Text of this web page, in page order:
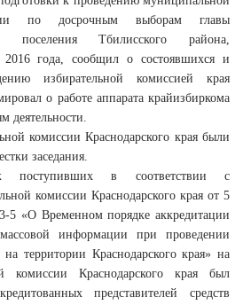
по досрочным выборам главы
поселения Тбилисского района,
года, сообщил о состоявшихся и
избирательной комиссией края
о работе аппарата крайизбиркома
деятельности.
комиссии Краснодарского края были
заседания.
поступивших в соответствии с
комиссии Краснодарского края от 5
5 «О Временном порядке аккредитации
массовой информации при проведении
территории Краснодарского края» на
комиссии Краснодарского края был
представителей средств